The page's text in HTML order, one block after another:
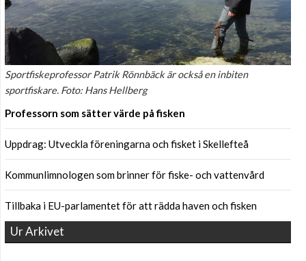
Sportfiskeprofessor Patrik Rönnbäck är också en inbiten
sportfiskare. Foto: Hans Hellberg
Professorn som sätter värde på fisken
Uppdrag: Utveckla föreningarna och fisket i Skellefteå
Kommunlimnologen som brinner för fiske- och vattenvård
Tillbaka i EU-parlamentet för att rädda haven och fisken
Ur Arkivet